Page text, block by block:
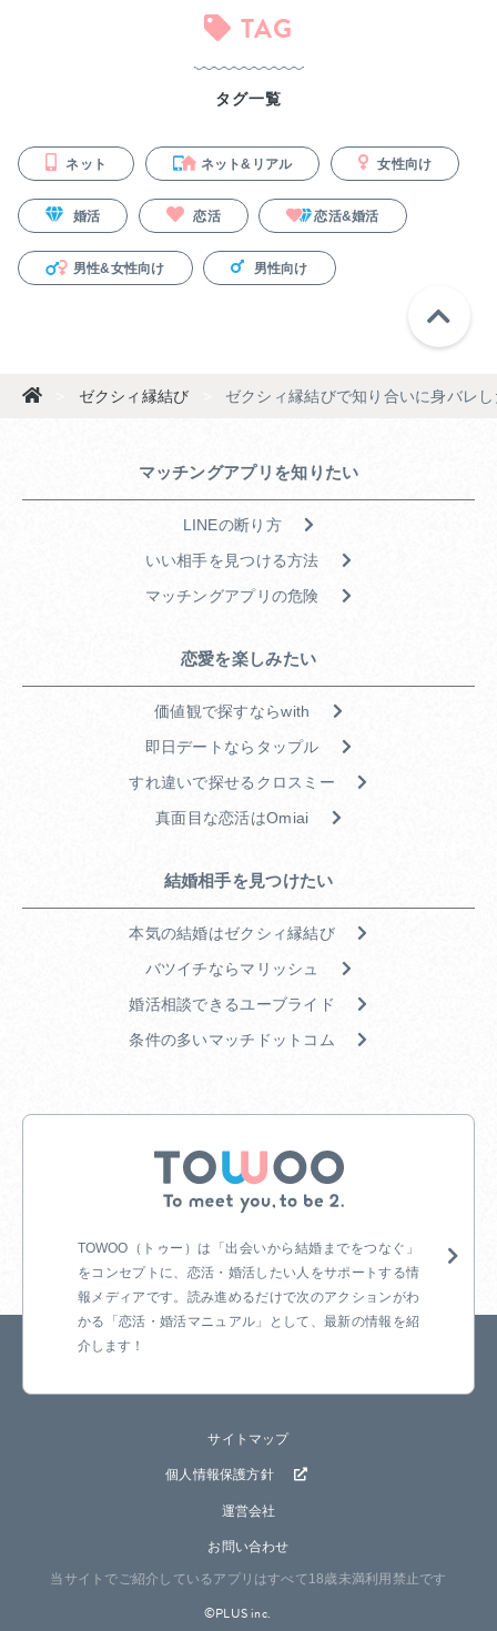
TAG
タグ一覧
ネット ネット&リアル 女性向け
婚活 恋活 恋活&婚活
男性&女性向け 男性向け
ゼクシィ縁結び ゼクシィ縁結びで知り合いに身バレ
マッチングアプリを知りたい
LINEの断り方
いい相手を見つける方法
マッチングアプリの危険
恋愛を楽しみたい
価値観で探すならwith
即日デートならタップル
すれ違いで探せるクロスミー
真面目な恋活はOmiai
結婚相手を見つけたい
本気の結婚はゼクシィ縁結び
バツイチならマリッシュ
婚活相談できるユーブライド
条件の多いマッチドットコム
TOWOO（トゥー）は「出会いから結婚までをつなぐ」
をコンセプトに、恋活・婚活したい人をサポートする情
報メディアです。読み進めるだけで次のアクションがわ
かる「恋活・婚活マニュアル」として、最新の情報を紹
介します！
サイトマップ
個人情報保護方針
運営会社
お問い合わせ
当サイトでご紹介しているアプリはすべて18歳未満利用禁止です
©PLUS inc.